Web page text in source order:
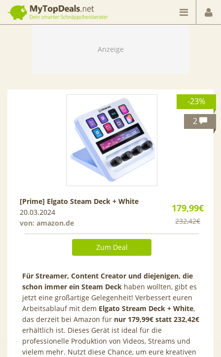
Dein smarter Schnäppchenberater
-23%
2
179,99€
232,42€
[Prime] Elgato Steam Deck + White
20.03.2024
von: amazon.de
Zum Deal
Für Streamer, Content Creator und diejenigen, die
schon immer ein Steam Deck haben wollten, gibt es
jetzt eine großartige Gelegenheit! Verbessert euren
Arbeitsablauf mit dem Elgato Stream Deck + White,
das derzeit bei Amazon für nur 179,99€ statt 232,42€
erhältlich ist. Dieses Gerät ist ideal für die
professionelle Produktion von Videos, Streams und
vielem mehr. Nutzt diese Chance, um eure kreativen